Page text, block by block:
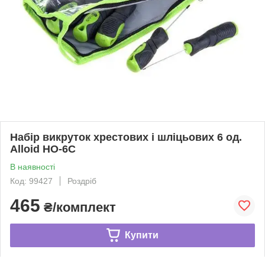
Набір викруток хрестових і шліцьових 6 од.
Alloid НО-6С
В наявності
Код: 99427
Роздріб
465 ₴/комплект
Купити